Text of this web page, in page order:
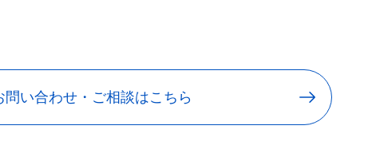
問い合わせ・ご相談はこちら